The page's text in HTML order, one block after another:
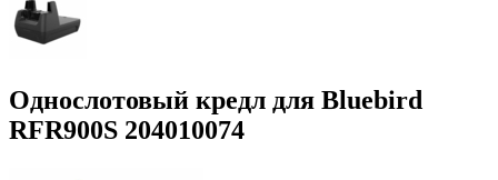
Однослотовый кредл для Bluebird
RFR900S 204010074